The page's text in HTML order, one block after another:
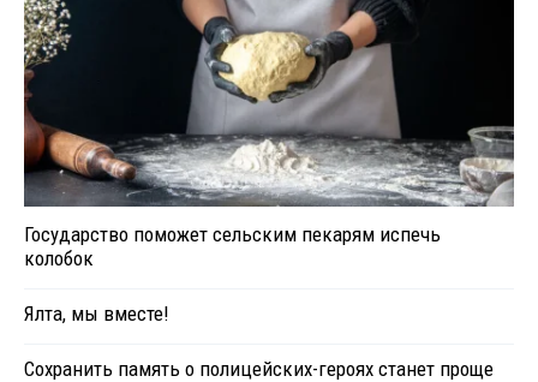
Государство поможет сельским пекарям испечь
колобок
Ялта, мы вместе!
Сохранить память о полицейских-героях станет проще